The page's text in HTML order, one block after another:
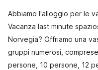
Abbiamo l'alloggio per le
Vacanza last minute
Norvegia? Offriamo una
gruppi numerosi,
persone, 10 persone, 12